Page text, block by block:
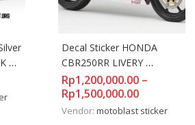
Decal Sticker HONDA
CBR250RR LIVERY
FIREBLADE RWB FULL
BODY
Rp1,200,000.00 –
Rp1,500,000.00
Vendor: motoblast sticker